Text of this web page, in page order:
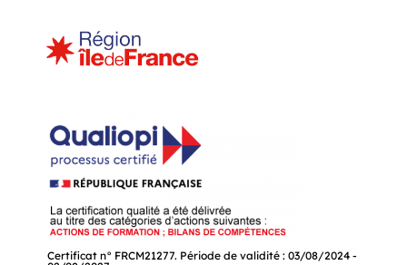
Certificat n° FRCM21277. Période de validité : 03/08/2024 -